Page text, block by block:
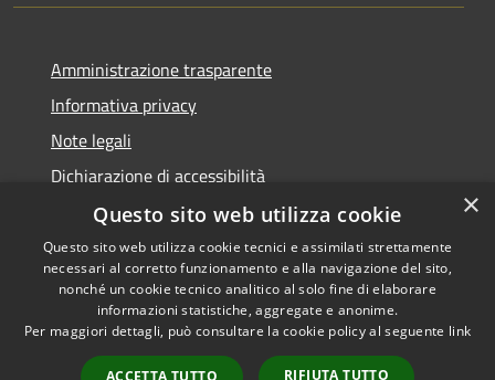
Amministrazione trasparente
Informativa privacy
Note legali
Dichiarazione di accessibilità
Accessibilità
Privacy
Copyright © 2026 • Comune di
Recanati • Powered by
Municipium•Accesso
redazione
×
Questo sito web utilizza cookie
Questo sito web utilizza cookie tecnici e assimilati strettamente
necessari al corretto funzionamento e alla navigazione del sito,
nonché un cookie tecnico analitico al solo fine di elaborare
informazioni statistiche, aggregate e anonime.
Per maggiori dettagli, può consultare la cookie policy al seguente link
ACCETTA TUTTO RIFIUTA TUTTO